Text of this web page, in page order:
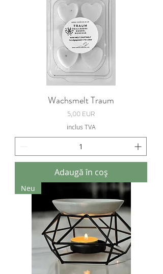
Wachsmelt Traum
Preț
5,00 EUR
inclus TVA
Adaugă în coș
Neu